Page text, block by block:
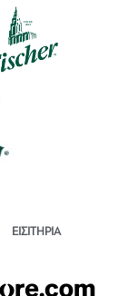
ΕΙΣΙΤΗΡΙΑ